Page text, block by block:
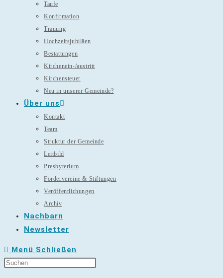
Taufe
Konfirmation
Trauung
Hochzeitsjubiläen
Bestattungen
Kirchenein-/austritt
Kirchensteuer
Neu in unserer Gemeinde?
Über uns
Kontakt
Team
Struktur der Gemeinde
Leitbild
Presbyterium
Fördervereine & Stiftungen
Veröffentlichungen
Archiv
Nachbarn
Newsletter
Menü Schließen